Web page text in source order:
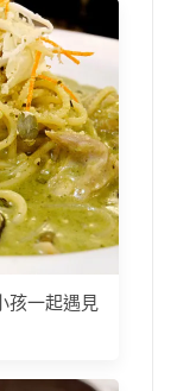
孩一起遇見